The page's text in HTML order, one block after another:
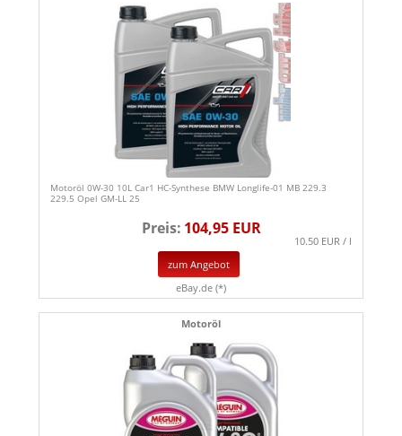
Motoröl 0W-30 10L Car1 HC-Synthese BMW Longlife-01 MB 229.3
229.5 Opel GM-LL 25
Preis: 104,95 EUR
10.50 EUR / l
zum Angebot
eBay.de (*)
Motoröl